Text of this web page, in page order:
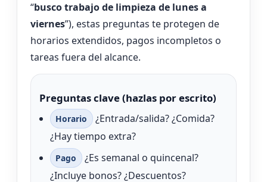
“busco trabajo de limpieza de lunes a
viernes”), estas preguntas te protegen de
horarios extendidos, pagos incompletos o
tareas fuera del alcance.
Preguntas clave (hazlas por escrito)
Horario
¿Entrada/salida? ¿Comida?
¿Hay tiempo extra?
Pago
¿Es semanal o quincenal?
¿Incluye bonos? ¿Descuentos?